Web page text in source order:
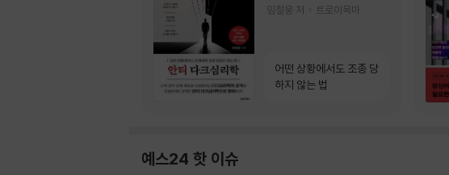
임철웅 저 트로이목마
어떤 상황에서도 조종 당
하지 않는 법
예스24 핫 이슈